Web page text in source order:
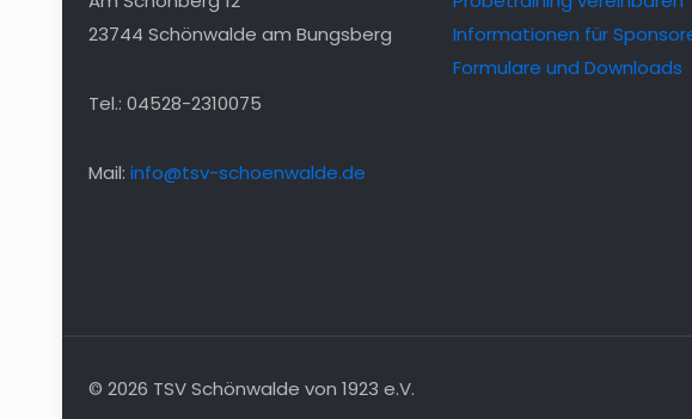
23744 Schönwalde am Bungsberg
Tel.: 04528-2310075
Mail: info@tsv-schoenwalde.de
Informationen für
Formulare und Downloads
© 2026 TSV Schönwalde von 1923 e.V.